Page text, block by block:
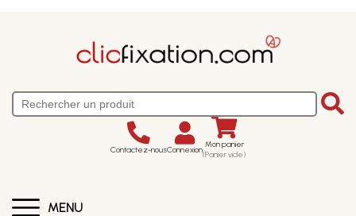
Contactez-nousConnexion Mon panier
(Panier vide)
MENU